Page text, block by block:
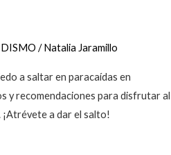
/Natalia Jaramillo
a saltar en paracaídas en
y recomendaciones para disfrutar al
¡Atrévete a dar el salto!